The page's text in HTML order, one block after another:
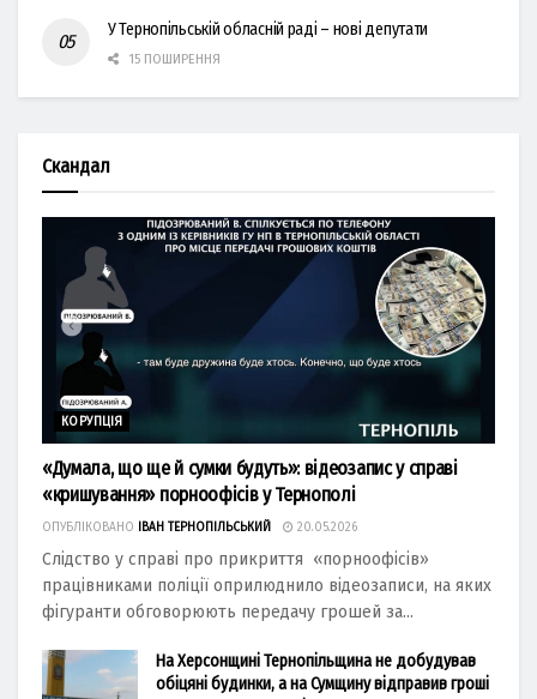
У Тернопільській обласній раді – нові депутати
15 ПОШИРЕННЯ
Скандал
КОРУПЦІЯ
«Думала, що ще й сумки будуть»: відеозапис у справі
«кришування» порноофісів у Тернополі
ОПУБЛІКОВАНО ІВАН ТЕРНОПІЛЬСЬКИЙ 20.05.2026
Слідство у справі про прикриття «порноофісів»
працівниками поліції оприлюднило відеозаписи, на яких
фігуранти обговорюють передачу грошей за...
На Херсонщині Тернопільщина не добудував
обіцяні будинки, а на Сумщину відправив гроші